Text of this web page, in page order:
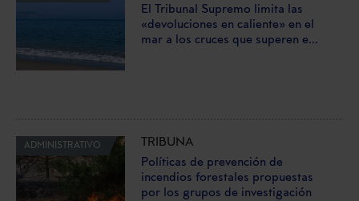
El Tribunal Supremo limita las
«devoluciones en caliente» en el
mar a los cruces que superen e...
ADMINISTRATIVO
TRIBUNA
Políticas de prevención de
incendios forestales propuestas
por los grupos de investigación